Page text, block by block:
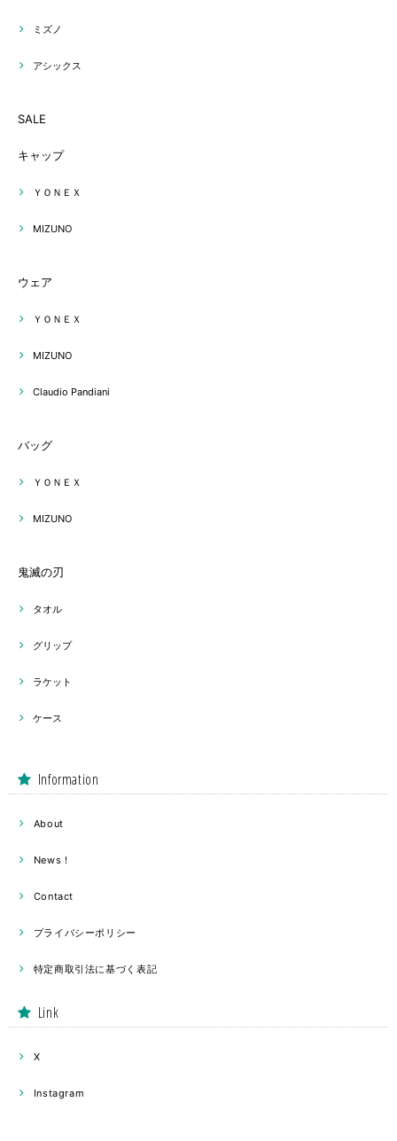
ミズノ
アシックス
SALE
キャップ
ＹＯＮＥＸ
MIZUNO
ウェア
ＹＯＮＥＸ
MIZUNO
Claudio Pandiani
バッグ
ＹＯＮＥＸ
MIZUNO
鬼滅の刃
タオル
グリップ
ラケット
ケース
Information
About
News！
Contact
プライバシーポリシー
特定商取引法に基づく表記
Link
X
Instagram